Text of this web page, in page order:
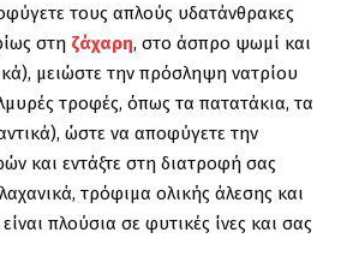
τους απλούς υδατάνθρακες
στη ζάχαρη, στο άσπρο ψωμί και
μειώστε την πρόσληψη νατρίου
τροφές, όπως τα πατατάκια, τα
ώστε να αποφύγετε την
και εντάξτε στη διατροφή σας
τρόφιμα ολικής άλεσης και
πλούσια σε φυτικές ίνες και σας